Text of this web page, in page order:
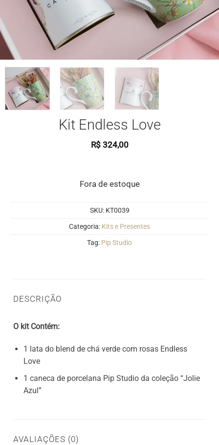
Kit Endless Love
R$324,00
Fora de estoque
SKU: KT0039
Categoria: Kits e Presentes
Tag: Pip Studio
DESCRIÇÃO
O kit Contém:
1 lata do blend de chá verde com rosas Endless
Love
1 caneca de porcelana Pip Studio da coleção “Jolie
Azul”
AVALIAÇÕES (0)